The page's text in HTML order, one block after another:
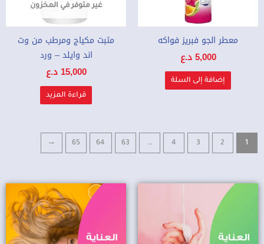
معطر الجو فبريز فواكه
5,000د.ع
إضافة إلى السلة
غير متوفر في المخزون
مثبت مكياج ومرطب من وت
اند وايلد – ورد
15,000 د.ع
قراءة المزيد
1
2
3
4
…
63
64
65
←